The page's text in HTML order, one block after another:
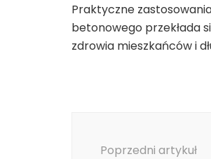
Praktyczne
betonowego przekłada
zdrowia mieszkańców i
Poprzedni artykuł